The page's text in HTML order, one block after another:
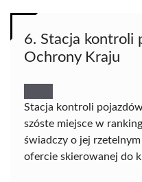
6. Stacja kontroli
Ochrony Kraju
Stacja kontroli
szóste miejsce w
świadczy o jej
ofercie skierowanej do